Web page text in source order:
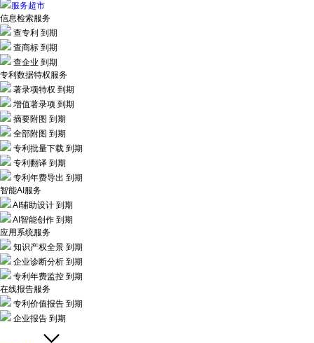
服务超市
信息检索服务
查专利 到期
查商标 到期
查企业 到期
专利数据特权服务
著录项特权 到期
增值著录项 到期
摘要附图 到期
全部附图 到期
专利批量下载 到期
专利翻译 到期
专利年费导出 到期
智能AI服务
AI辅助设计 到期
AI智能创作 到期
应用系统服务
知识产权全景 到期
企业诊断分析 到期
专利年费监控 到期
在线报告服务
专利价值报告 到期
企业报告 到期